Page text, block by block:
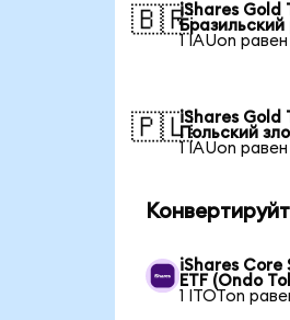
🇧🇷iShares Gold
Бразильский
1 IAUon
🇵🇱iShares Gold
Польский
1 IAUon
iShares Core
ETF (Ondo
1 ITOTon